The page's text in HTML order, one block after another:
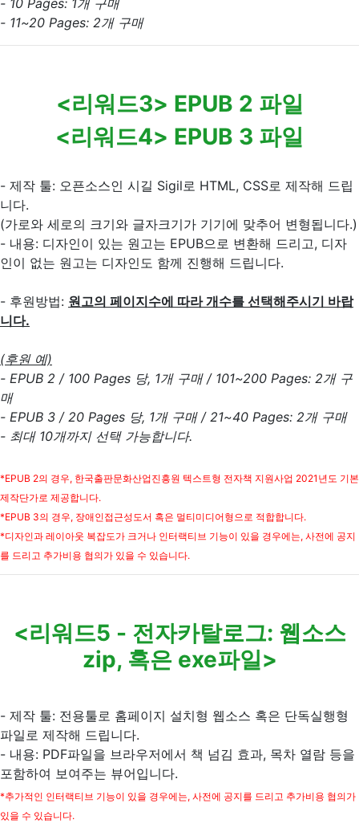
- 10 Pages: 1개 구매
- 11~20 Pages: 2개 구매
<리워드3> EPUB 2 파일
<리워드4> EPUB 3 파일
- 제작 툴: 오픈소스인 시길 Sigil로 HTML, CSS로 제작해 드립
니다.
(가로와 세로의 크기와 글자크기가 기기에 맞추어 변형됩니다.)
- 내용: 디자인이 있는 원고는 EPUB으로 변환해 드리고, 디자
인이 없는 원고는 디자인도 함께 진행해 드립니다.
- 후원방법: 원고의 페이지수에 따라 개수를 선택해주시기 바랍
니다.
(후원 예)
- EPUB 2 / 100 Pages 당, 1개 구매 / 101~200 Pages: 2개 구
매
- EPUB 3 / 20 Pages 당, 1개 구매 / 21~40 Pages: 2개 구매
- 최대 10개까지 선택 가능합니다.
*EPUB 2의 경우, 한국출판문화산업진흥원 텍스트형 전자책 지원사업 2021년도 기본
제작단가로 제공합니다.
*EPUB 3의 경우, 장애인접근성도서 혹은 멀티미디어형으로 적합합니다.
*디자인과 레이아웃 복잡도가 크거나 인터랙티브 기능이 있을 경우에는, 사전에 공지
를 드리고 추가비용 협의가 있을 수 있습니다.
<리워드5 - 전자카탈로그: 웹소스
zip, 혹은 exe파일>
- 제작 툴: 전용툴로 홈페이지 설치형 웹소스 혹은 단독실행형
파일로 제작해 드립니다.
- 내용: PDF파일을 브라우저에서 책 넘김 효과, 목차 열람 등을
포함하여 보여주는 뷰어입니다.
*추가적인 인터랙티브 기능이 있을 경우에는, 사전에 공지를 드리고 추가비용 협의가
있을 수 있습니다.